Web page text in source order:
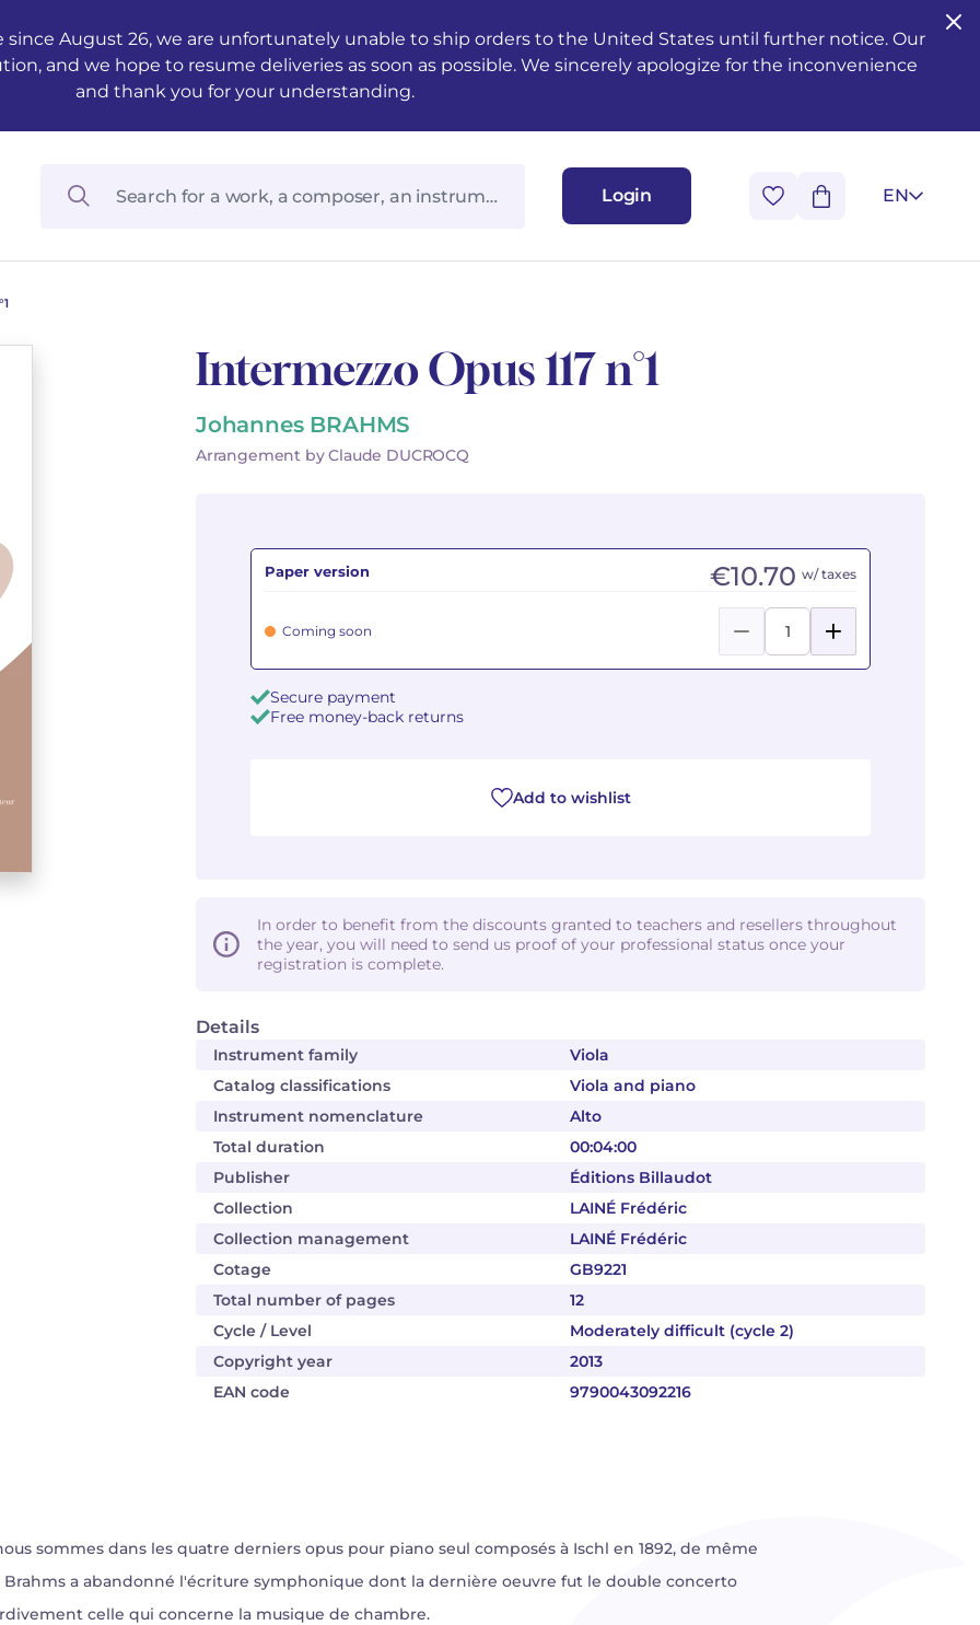
August 26, we are unfortunately unable to ship orders to the United States until further notice. Our
and we hope to resume deliveries as soon as possible. We sincerely apologize for the inconvenience
and thank you for your understanding.
Login EN
Intermezzo Opus 117 n°1
Johannes BRAHMS
Arrangement by Claude DUCROCQ
Details
Instrument family
Viola
Catalog classifications
Viola and piano
Instrument nomenclature
Alto
Total duration
00:04:00
Publisher
Éditions Billaudot
Collection
LAINÉ Frédéric
Collection management
LAINÉ Frédéric
Cotage
GB9221
Total number of pages
12
Cycle / Level
Moderately difficult (cycle 2)
Copyright year
2013
EAN code
9790043092216
Paper version €10.70 w/ taxes
Coming soon
Secure payment
Free money-back returns
Add to wishlist
In order to benefit from the discounts granted to teachers and resellers throughout
the year, you will need to send us proof of your professional status once your
registration is complete.
sommes dans les quatre derniers opus pour piano seul composés à Ischl en 1892, de même
Brahms a abandonné l'écriture symphonique dont la dernière oeuvre fut le double concerto
celle qui concerne la musique de chambre.